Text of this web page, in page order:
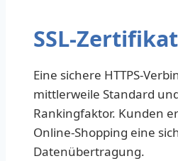
SSL-Zertifikat
Eine sichere HTTPS-
mittlerweile Standard
Rankingfaktor. Kunden
Online-Shopping eine
Datenübertragung.